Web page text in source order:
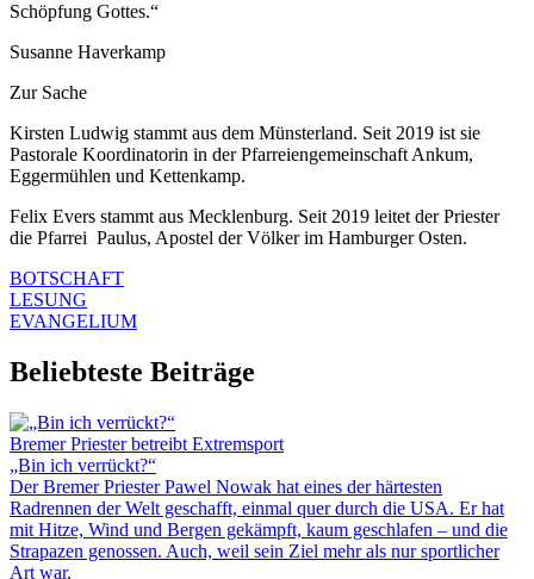
Schöpfung Gottes.“
Susanne Haverkamp
Zur Sache
Kirsten Ludwig stammt aus dem Münsterland. Seit 2019 ist sie
Pastorale Koordinatorin in der Pfarreiengemeinschaft Ankum,
Eggermühlen und Kettenkamp.
Felix Evers stammt aus Mecklenburg. Seit 2019 leitet der Priester
die Pfarrei Paulus, Apostel der Völker im Hamburger Osten.
BOTSCHAFT
LESUNG
EVANGELIUM
Beliebteste Beiträge
Bremer Priester betreibt Extremsport
„Bin ich verrückt?“
Der Bremer Priester Pawel Nowak hat eines der härtesten
Radrennen der Welt geschafft, einmal quer durch die USA. Er hat
mit Hitze, Wind und Bergen gekämpft, kaum geschlafen – und die
Strapazen genossen. Auch, weil sein Ziel mehr als nur sportlicher
Art war.